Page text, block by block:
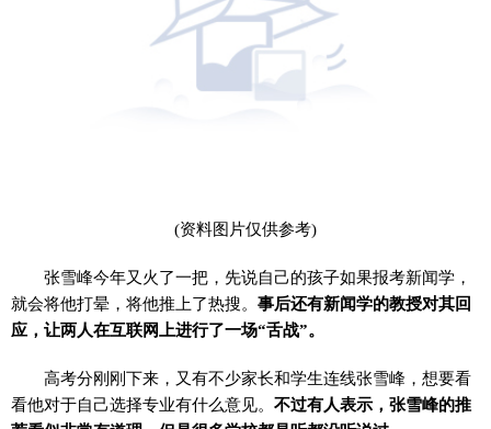
(资料图片仅供参考)
张雪峰今年又火了一把，先说自己的孩子如果报考新闻学，
就会将他打晕，将他推上了热搜。 事后还有新闻学的教授对其回
应，让两人在互联网上进行了一场“舌战”。
高考分刚刚下来，又有不少家长和学生连线张雪峰，想要看
看他对于自己选择专业有什么意见。 不过有人表示，张雪峰的推